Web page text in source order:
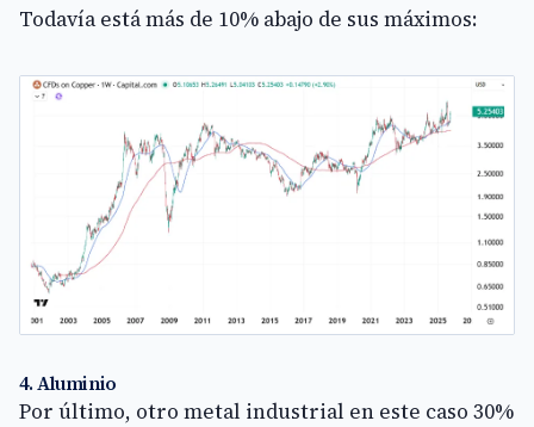
Todavía está más de 10% abajo de sus máximos:
4. Aluminio
Por último, otro metal industrial en este caso 30%